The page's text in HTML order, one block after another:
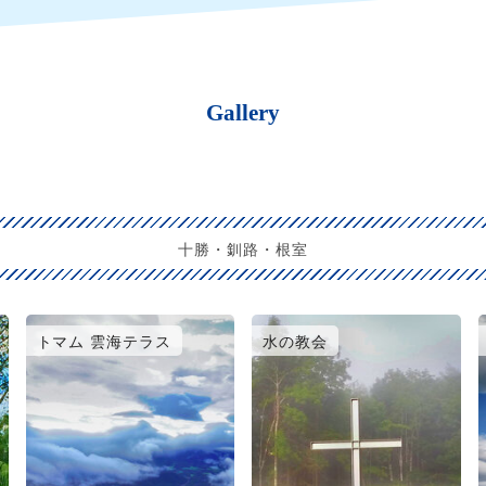
Gallery
十勝・釧路・根室
トマム 雲海テラス 水の教会